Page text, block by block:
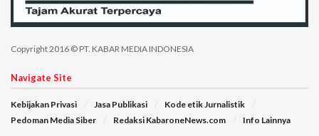
Copyright 2016 © PT. KABAR MEDIA INDONESIA
Navigate Site
Kebijakan Privasi Jasa Publikasi
Kode etik Jurnalistik
Pedoman Media Siber
Redaksi KabaroneNews.com Info Lainnya